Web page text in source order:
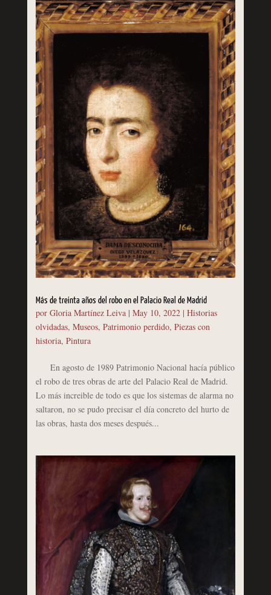
Más de treinta años del robo en el Palacio Real de Madrid
por Gloria Martínez Leiva| May 10, 2022| Historias
olvidadas, Museos, Patrimonio perdido, Piezas con
historia, Pintura
En agosto de 1989 Patrimonio Nacional hacía público
el robo de tres obras de arte del Palacio Real de Madrid.
Lo más increible de todo es que los sistemas de alarma no
saltaron, no se pudo precisar el día concreto del hurto de
las obras, hasta dos meses después...